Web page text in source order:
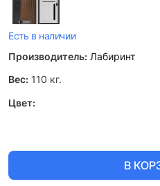
Есть в наличии
Производитель: Лабиринт
Вес: 110 кг.
Цвет:
В